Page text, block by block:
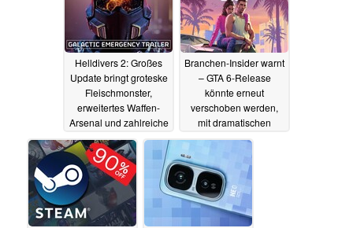
Helldivers 2: Großes
Update bringt groteske
Fleischmonster,
erweitertes Waffen-
Arsenal und zahlreiche
neue Features
14.05.2025
Branchen-Insider warnt
– GTA 6-Release
könnte erneut
verschoben werden,
mit dramatischen
Folgen14.05.2025